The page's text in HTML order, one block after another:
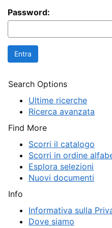
Password:
Search Options
Ultime ricerche
Ricerca avanzata
Find More
Scorri il catalogo
Scorri in ordine
Esplora selezioni
Nuovi documenti
Info
Informativa sulla
Dove siamo